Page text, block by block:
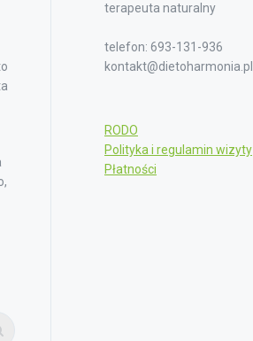
terapeuta naturalny
telefon: 693-131-936
kontakt@dietoharmonia.pl
RODO
Polityka i regulamin wizyty
Płatności